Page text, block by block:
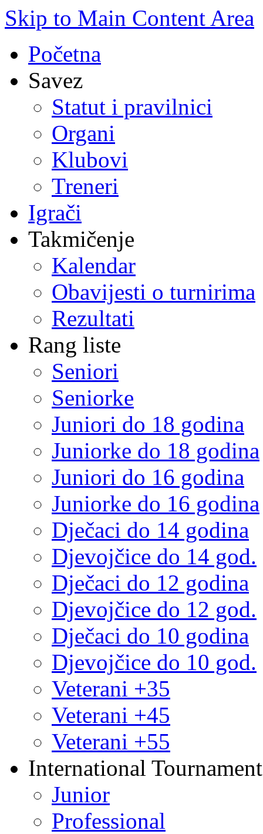
Skip to Main Content Area
Početna
Savez
Statut i pravilnici
Organi
Klubovi
Treneri
Igrači
Takmičenje
Kalendar
Obavijesti o turnirima
Rezultati
Rang liste
Seniori
Seniorke
Juniori do 18 godina
Juniorke do 18 godina
Juniori do 16 godina
Juniorke do 16 godina
Dječaci do 14 godina
Djevojčice do 14 god.
Dječaci do 12 godina
Djevojčice do 12 god.
Dječaci do 10 godina
Djevojčice do 10 god.
Veterani +35
Veterani +45
Veterani +55
International
Junior
Professional